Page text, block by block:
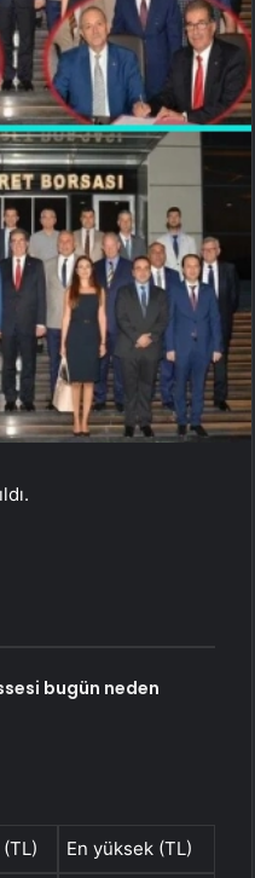
bugün neden
En yüksek (TL)